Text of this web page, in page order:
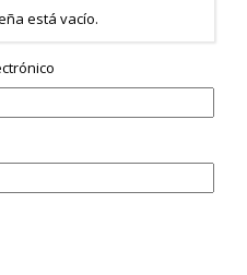
está vacío.